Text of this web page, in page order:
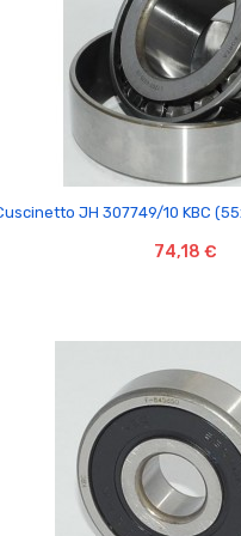

JH 307749/10 KBC
74,18 €